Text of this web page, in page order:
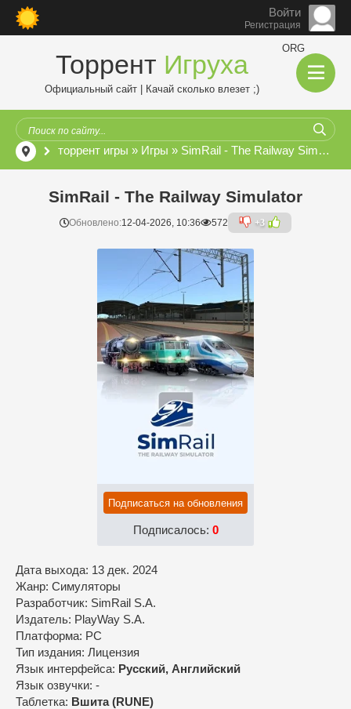
Войти
Регистрация
Торрент Игруха
ORG
Официальный сайт | Качай сколько влезет ;)
торрент игры » Игры » SimRail - The Railway Simulator
SimRail - The Railway Simulator
Обновлено:12-04-2026, 10:36 572 +3
Подписаться на обновления
Подписалось: 0
Дата выхода: 13 дек. 2024
Жанр: Симуляторы
Разработчик: SimRail S.A.
Издатель: PlayWay S.A.
Платформа: PC
Тип издания: Лицензия
Язык интерфейса: Русский, Английский
Язык озвучки: -
Таблетка: Вшита (RUNE)